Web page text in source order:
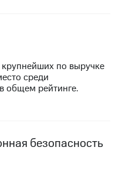
по выручке
среди
общем рейтинге.
безопасность